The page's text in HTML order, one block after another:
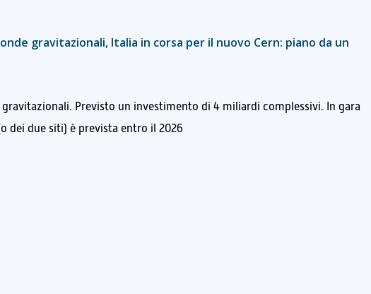
gravitazionali, Italia in corsa per il nuovo Cern: piano da un
Previsto un investimento di 4 miliardi complessivi. In gara
dei due siti) è prevista entro il 2026